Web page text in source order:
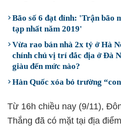
Bão số 6 đạt đỉnh: 'Trận bão
tạp nhất năm 2019'
Vừa rao bán nhà 2x tỷ ở Hà
chính chủ vị trí đắc địa ở Đà
giàu đến mức nào?
Hàn Quốc xóa bỏ trường
Từ 16h chiều nay (9/11),
Thắng đã có mặt tại địa